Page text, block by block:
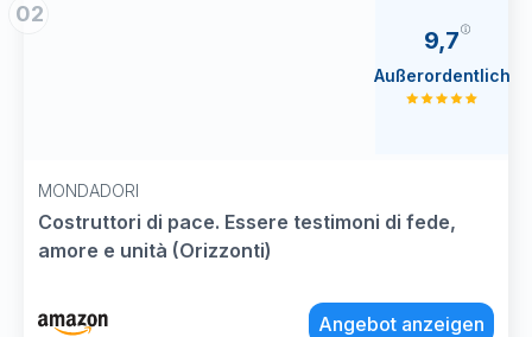
02
MONDADORI
Costruttori di pace. Essere testimoni di fede,
amore e unità (Orizzonti)
9,7
Außerordentlich
Angebot anzeigen